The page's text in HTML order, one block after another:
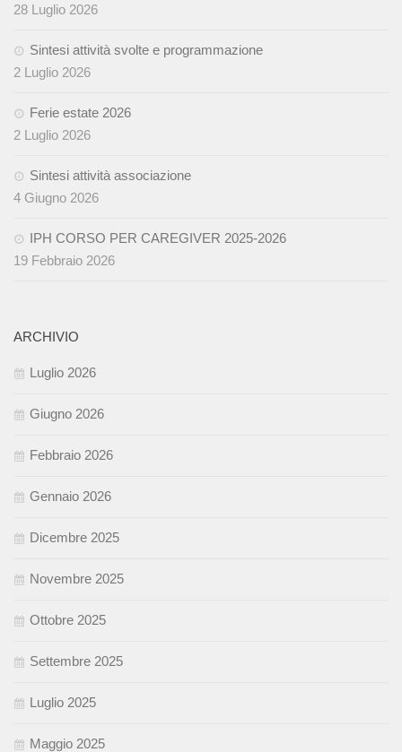
28 Luglio 2026
Sintesi attività svolte e programmazione
2 Luglio 2026
Ferie estate 2026
2 Luglio 2026
Sintesi attività associazione
4 Giugno 2026
IPH CORSO PER CAREGIVER 2025-2026
19 Febbraio 2026
ARCHIVIO
Luglio 2026
Giugno 2026
Febbraio 2026
Gennaio 2026
Dicembre 2025
Novembre 2025
Ottobre 2025
Settembre 2025
Luglio 2025
Maggio 2025